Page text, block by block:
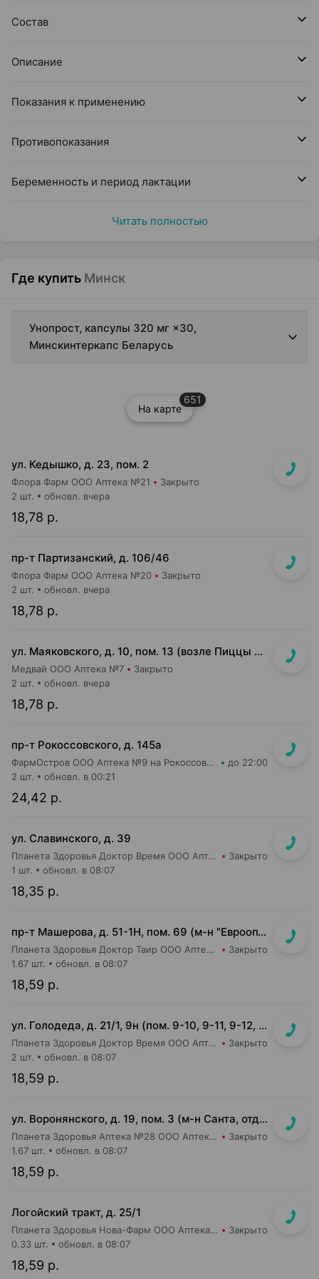
Состав
Описание
Показания к применению
Противопоказания
Беременность и период лактации
Читать полностью
Где купить Минск
Унопрост, капсулы 320 мг ×30,
Минскинтеркапс Беларусь
На карте
651
ул. Кедышко, д. 23, пом. 2
Флора Фарм ООО Аптека №21 Закрыто
18,78 р.
2 шт. обновл. вчера
пр-т Партизанский, д. 106/46
Флора Фарм ООО Аптека №20 Закрыто
18,78 р.
2 шт. обновл. вчера
ул. Маяковского, д. 10, пом. 13 (возле Пиццы Мании)
Медвай ООО Аптека №7 Закрыто
18,78 р.
2 шт. обновл. вчера
пр-т Рокоссовского, д. 145а
ФармОстров ООО Аптека №9 на Рокоссовского до 22:00
24,42 р.
2 шт. обновл. в 00:21
ул. Славинского, д. 39
Планета Здоровья Доктор Время ООО Аптека №1 Закрыто
18,35 р.
1 шт. обновл. в 08:07
пр-т Машерова, д. 51-1Н, пом. 69 (м-н "Евроопт")
Планета Здоровья Доктор Таир ООО Аптека №8 Закрыто
18,59 р.
1.67 шт. обновл. в 08:07
ул. Голодеда, д. 21/1, 9н (пом. 9-10, 9-11, 9-12, 9-13, 9-14, 9-15, 9-16)
Планета Здоровья Доктор Время ООО Аптека №8 Закрыто
18,59 р.
2 шт. обновл. в 08:07
ул. Воронянского, д. 19, пом. 3 (м-н Санта, отдельный вход)
Планета Здоровья Аптека №28 ООО Аптека №9 Закрыто
18,59 р.
1.67 шт. обновл. в 08:07
Логойский тракт, д. 25/1
Планета Здоровья Нова-Фарм ООО Аптека №1 Закрыто
18,59 р.
0.33 шт. обновл. в 08:07